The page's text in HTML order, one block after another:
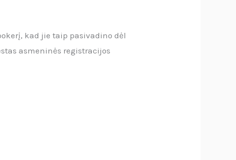
kad jie taip pasivadino dėl
asmeninės registracijos